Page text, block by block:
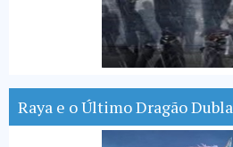
Raya e o Último Dragão